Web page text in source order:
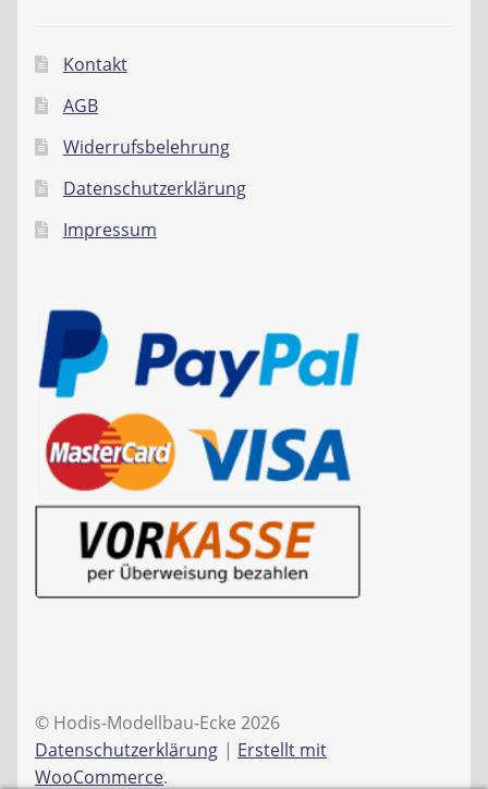
Kontakt
AGB
Widerrufsbelehrung
Datenschutzerklärung
Impressum
© Hodis-Modellbau-Ecke 2026
Datenschutzerklärung
Erstellt mit
WooCommerce.